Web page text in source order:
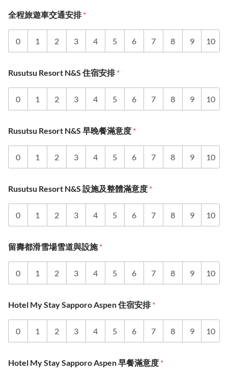
全程旅遊車交通安排*
0 1 2 3 4 5 6 7 8 9 10
Rusutsu Resort N&S 住宿安排*
0 1 2 3 4 5 6 7 8 9 10
Rusutsu Resort N&S 早晚餐滿意度 *
0 1 2 3 4 5 6 7 8 9 10
Rusutsu Resort N&S 設施及整體滿意度 *
0 1 2 3 4 5 6 7 8 9 10
留壽都滑雪場雪道與設施*
0 1 2 3 4 5 6 7 8 9 10
Hotel My Stay Sapporo Aspen 住宿安排*
0 1 2 3 4 5 6 7 8 9 10
Hotel My Stay Sapporo Aspen 早餐滿意度 *